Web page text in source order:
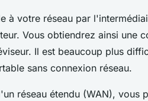
à votre réseau par
Vous obtiendrez ainsi une
Il est beaucoup plus
sans connexion réseau.
réseau étendu (WAN), vous